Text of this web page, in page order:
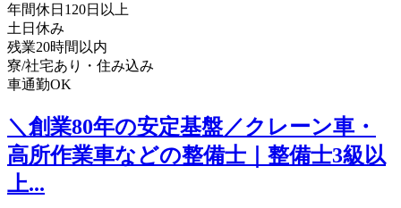
年間休日120日以上
土日休み
残業20時間以内
寮/社宅あり・住み込み
車通勤OK
＼創業80年の安定基盤／クレーン車・
高所作業車などの整備士｜整備士3級以
上...